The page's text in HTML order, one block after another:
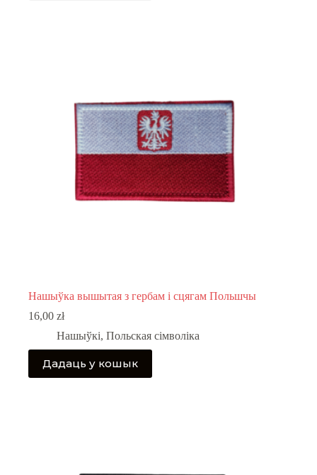
Нашыўка вышытая з гербам і сцягам Польшчы
16,00 zł
Нашыўкі, Польская сімволіка
Дадаць у кошык